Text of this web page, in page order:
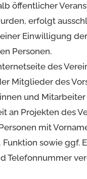
öffentlicher
erfolgt
Einwilligung der
Personen.
des
Mitglieder des
und
an Projekten des
mit
Funktion sowie ggf.
Telefonnummer